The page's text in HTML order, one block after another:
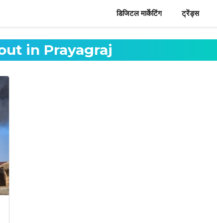
डिजिटल मार्केटिंग ट्रेंड्स
in Prayagraj